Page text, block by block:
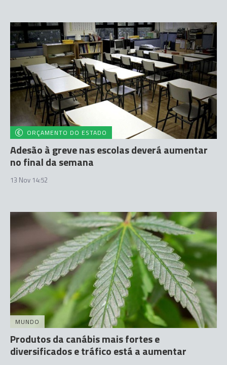
ORÇAMENTO DO ESTADO
Adesão à greve nas escolas deverá aumentar
no final da semana
13 Nov 14:52
MUNDO
Produtos da canábis mais fortes e
diversificados e tráfico está a aumentar